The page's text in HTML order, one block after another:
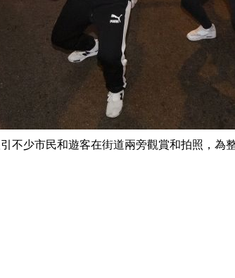
不少市民和遊客在街道兩旁觀賞和拍照，為